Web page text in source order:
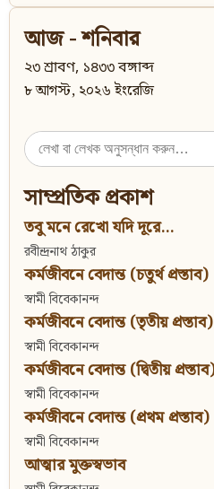
আজ - শনিবার
২৩ শ্রাবণ, ১৪৩৩ বঙ্গাব্দ
৮ আগস্ট, ২০২৬ ইংরেজি
Search
for:
সাম্প্রতিক প্রকাশ
তবু মনে রেখো যদি দূরে...
রবীন্দ্রনাথ ঠাকুর
কর্মজীবনে বেদান্ত (চতুর্থ প্রস্তাব)
স্বামী বিবেকানন্দ
কর্মজীবনে বেদান্ত (তৃতীয় প্রস্তাব)
স্বামী বিবেকানন্দ
কর্মজীবনে বেদান্ত (দ্বিতীয় প্রস্তাব)
স্বামী বিবেকানন্দ
কর্মজীবনে বেদান্ত (প্রথম প্রস্তাব)
স্বামী বিবেকানন্দ
আত্মার মুক্তস্বভাব